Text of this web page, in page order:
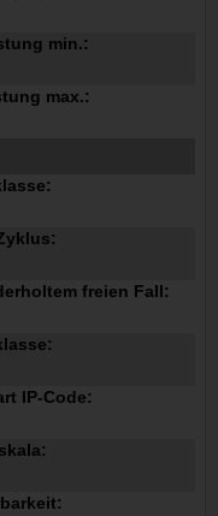
min.:
max.:
freien Fall:
IP-Code: